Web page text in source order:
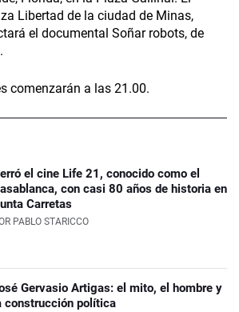
Libertad de la ciudad de Minas,
el documental Soñar robots, de
comenzarán a las 21.00.
el cine Life 21, conocido como el
con casi 80 años de historia en
Carretas
PABLO STARICCO
Gervasio Artigas: el mito, el hombre y
construcción política